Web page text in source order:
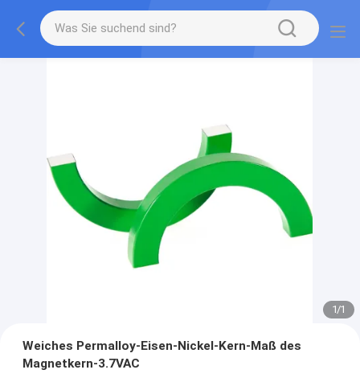
1/1
Weiches Permalloy-Eisen-Nickel-Kern-Maß des
Magnetkern-3.7VAC